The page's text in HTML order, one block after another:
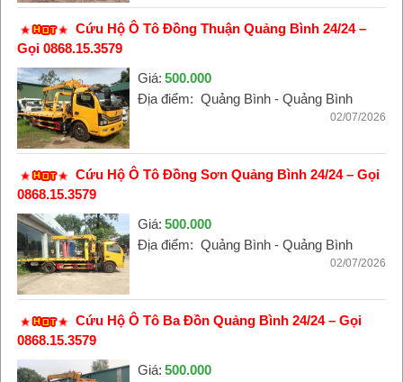
Cứu Hộ Ô Tô Đồng Thuận Quảng Bình 24/24 –
Gọi 0868.15.3579
Giá: 500.000
Địa điểm: Quảng Bình - Quảng Bình
02/07/2026
Cứu Hộ Ô Tô Đồng Sơn Quảng Bình 24/24 – Gọi
0868.15.3579
Giá: 500.000
Địa điểm: Quảng Bình - Quảng Bình
02/07/2026
Cứu Hộ Ô Tô Ba Đồn Quảng Bình 24/24 – Gọi
0868.15.3579
Giá: 500.000